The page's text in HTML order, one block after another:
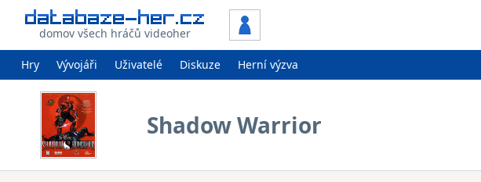
domov všech hráčů videoher
Hry Vývojáři Uživatelé Diskuze Herní výzva
Shadow Warrior